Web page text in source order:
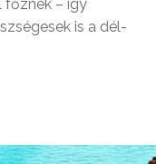
főznek – így
is a dél-